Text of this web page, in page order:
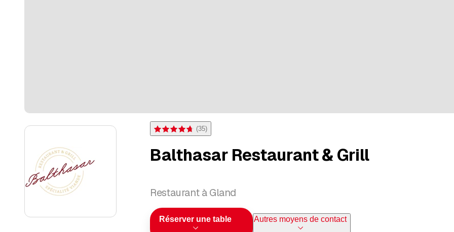
Note 4,7 sur 5 étoiles pour 35 évaluations
(35)
Balthasar Restaurant & Grill
Restaurant à Gland
Réserver une table Autres moyens de contact